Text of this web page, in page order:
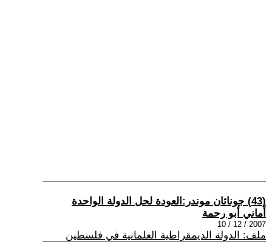
(43) جوناثان موندر:العودة لحل الدولة الواحدة
أماني أبو رحمة
2007 / 12 / 10
ملف: الدولة الديمقراطية العلمانية في فلسطين